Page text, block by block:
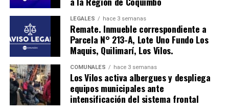
LEGALES hace 3 semanas
Remate. Inmueble correspondiente a
Parcela N° 213-A, Lote Uno Fundo Los
Maquis, Quilimarí, Los Vilos.
COMUNALES hace 3 semanas
Los Vilos activa albergues y despliega
equipos municipales ante
intensificación del sistema frontal